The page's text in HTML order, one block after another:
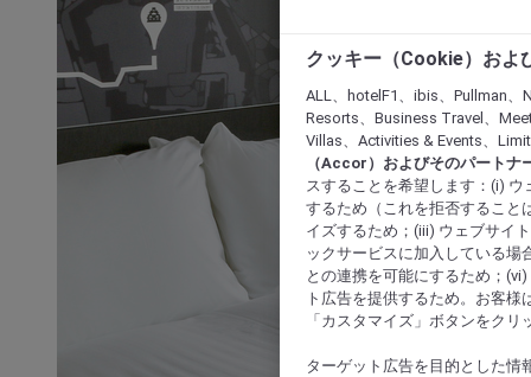
クッキー（Cookie）およ
ALL、hotelF1、ibis、Pullman
Resorts、Business Travel、
Villas、Activities & Events、
（Accor）およびそのパートナ
スすることを希望します：(i)
するため（これを拒否すること
イズするため；(iii) ウェブサイ
ックサービスに加入している場
との連携を可能にするため；
ト広告を提供するため。お客
「カスタマイズ」ボタンをク
ターゲット広告を目的とした情